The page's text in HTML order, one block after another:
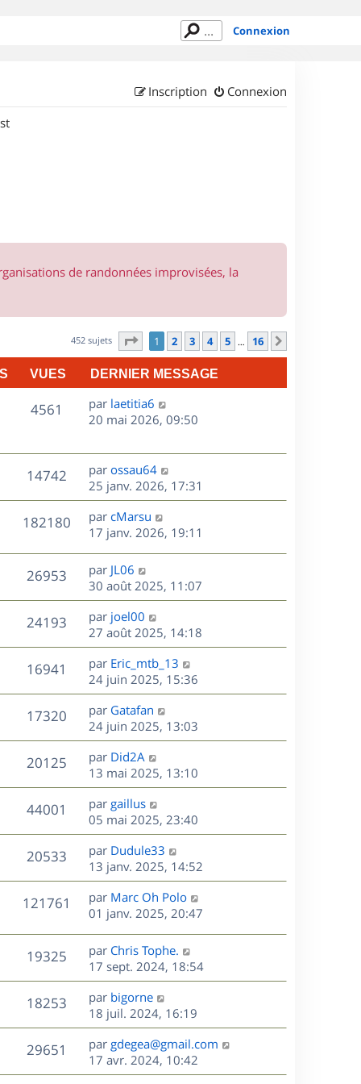
Connexion
Connexion
Inscription
de randonnées improvisées, la
452 sujets Page sur16
1 2 3 4 5 … 16
VUES DERNIER MESSAGE
4561
e
s
D
e
n
i
e
r
m
e
s
a
g
e
par laetitia6
20 mai 2026, 09:50
14742V
u
e
D
e
r
n
i
e
r
m
e
s
s
a
g
e
par ossau64
25 janv. 2026, 17:31
182180V
u
D
e
n
i
e
r
m
e
s
s
a
g
e
par cMarsu
17 janv. 2026, 19:11
26953V
u
e
D
e
r
n
i
e
r
m
e
s
s
a
g
e
par JL06
30 août 2025, 11:07
24193V
u
s
D
e
r
n
i
e
r
m
e
s
s
a
g
e
par joel00
27 août 2025, 14:18
16941
u
D
e
r
n
i
e
r
m
e
s
s
a
g
e
par Eric_mtb_13
24 juin 2025, 15:36
17320V
u
D
e
r
n
i
e
r
m
e
s
s
a
g
e
par Gatafan
24 juin 2025, 13:03
20125V
u
s
D
e
r
n
i
e
r
m
e
s
s
a
g
e
par Did2A
13 mai 2025, 13:10
44001
u
e
s
D
e
r
n
i
e
r
m
e
s
s
a
g
e
par gaillus
05 mai 2025, 23:40
20533V
u
e
D
e
r
n
i
r
m
e
s
s
a
g
e
par Dudule33
13 janv. 2025, 14:52
121761
u
D
e
i
e
r
m
e
s
s
a
par Marc Oh Polo
01 janv. 2025, 20:47
19325V
u
e
D
e
r
n
i
e
r
m
e
par Chris Tophe.
17 sept. 2024, 18:54
18253V
u
D
e
r
n
i
e
par bigorne
18 juil. 2024, 16:19
29651
u
D
e
r
par gdegea@gmail.com
17 avr. 2024, 10:42